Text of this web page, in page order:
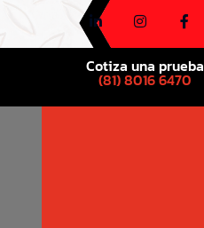
Cotiza una prueba
(81) 8016 6470